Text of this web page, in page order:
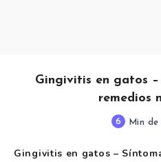
Gingivitis en gatos –
remedios
6 Min
Gingivitis en gatos –